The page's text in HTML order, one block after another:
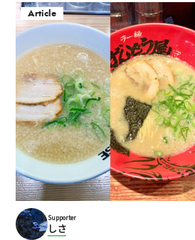
Article
Supporter
しさ